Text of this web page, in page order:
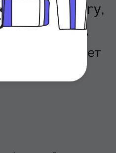
summary,
A
не будет